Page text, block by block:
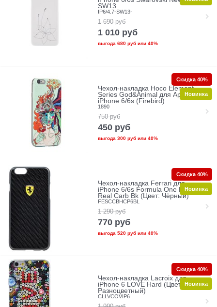
SW13
IP6/4.7-SW13-
1 690 руб
1 010 руб
выгода 680 рубили 40%
Чехол-накладка Hoco Element
Series God&Animal для Apple
iPhone 6/6s (Firebird)
1890
750 руб
450 руб
выгода 300 рубили 40%
Скидка 40%
Новинка
Чехол-накладка Ferrari для
iPhone 6/6s Formula One Hard
Real Carb Bk (Цвет: Чёрный)
FESCCBHCP6BL
1 290 руб
770 руб
выгода 520 рубили 40%
Скидка 40%
Новинка
Чехол-накладка Lacroix для
iPhone 6 LOVE Hard (Цвет:
Разноцветный)
CLLVCOVIP6
Скидка 40%
Новинка